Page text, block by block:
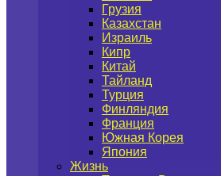
Грузия
Казахстан
Израиль
Кипр
Китай
Тайланд
Турция
Финляндия
Франция
Южная Корея
Япония
Жизнь